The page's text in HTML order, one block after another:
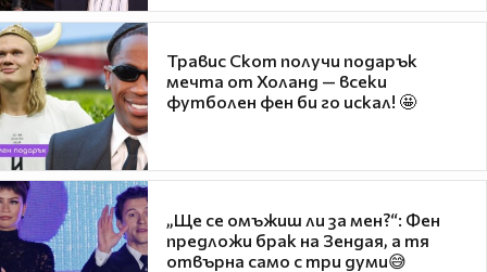
Травис Скот получи подарък
мечта от Холанд — всеки
футболен фен би го искал! 🤩
„Ще се омъжиш ли за мен?“: Фен
предложи брак на Зендая, а тя
отвърна само с три думи😅